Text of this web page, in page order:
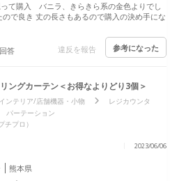
て購入 バニラ、きらきら系の金色よりでし
で良き 丈の長さもあるので購入の決め手にな
答 違反を報告 参考になった
ングカーテン＜お得なよりどり3個＞
ンテリア/店舗機器・小物
レジカウンタ
パーテーション
チプロ）
2023/06/06
熊本県